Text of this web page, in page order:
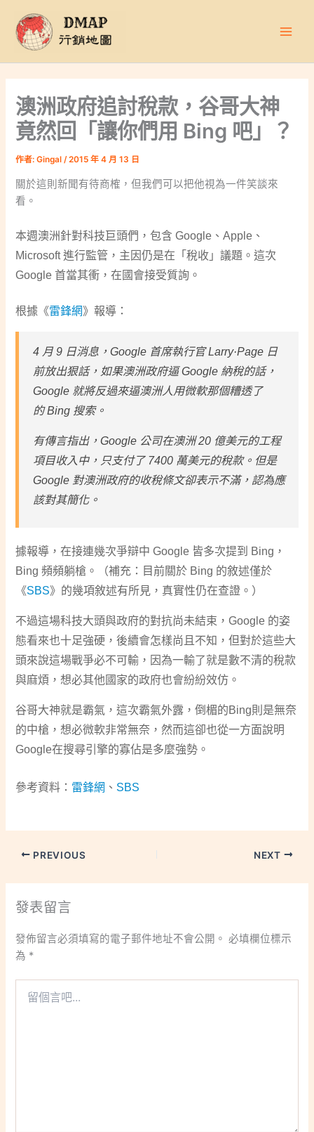
澳洲政府追討稅款，谷哥大神
竟然回「讓你們用 Bing 吧」？
作者:Gingal/2015 年 4 月 13 日
關於這則新聞有待商榷，但我們可以把他視為一件笑談來
看。
本週澳洲針對科技巨頭們，包含 Google、Apple、
Microsoft 進行監管，主因仍是在「稅收」議題。這次
Google 首當其衝，在國會接受質詢。
根據《雷鋒網》報導：
4 月 9 日消息，Google 首席執行官 Larry·Page 日
前放出狠話，如果澳洲政府逼 Google 納稅的話，
Google 就將反過來逼澳洲人用微軟那個糟透了
的 Bing 搜索。
有傳言指出，Google 公司在澳洲 20 億美元的工程
項目收入中，只支付了 7400 萬美元的稅款。但是
Google 對澳洲政府的收稅條文卻表示不滿，認為應
該對其簡化。
據報導，在接連幾次爭辯中 Google 皆多次提到 Bing，
Bing 頻頻躺槍。（補充：目前關於 Bing 的敘述僅於
《SBS》的幾項敘述有所見，真實性仍在查證。）
不過這場科技大頭與政府的對抗尚未結束，Google 的姿
態看來也十足強硬，後續會怎樣尚且不知，但對於這些大
頭來說這場戰爭必不可輸，因為一輸了就是數不清的稅款
與麻煩，想必其他國家的政府也會紛紛效仿。
谷哥大神就是霸氣，這次霸氣外露，倒楣的Bing則是無奈
的中槍，想必微軟非常無奈，然而這卻也從一方面說明
Google在搜尋引擎的寡佔是多麼強勢。
參考資料： 雷鋒網 、 SBS
PREVIOUS NEXT
發表留言
發佈留言必須填寫的電子郵件地址不會公開。 必填欄位標示
為 *